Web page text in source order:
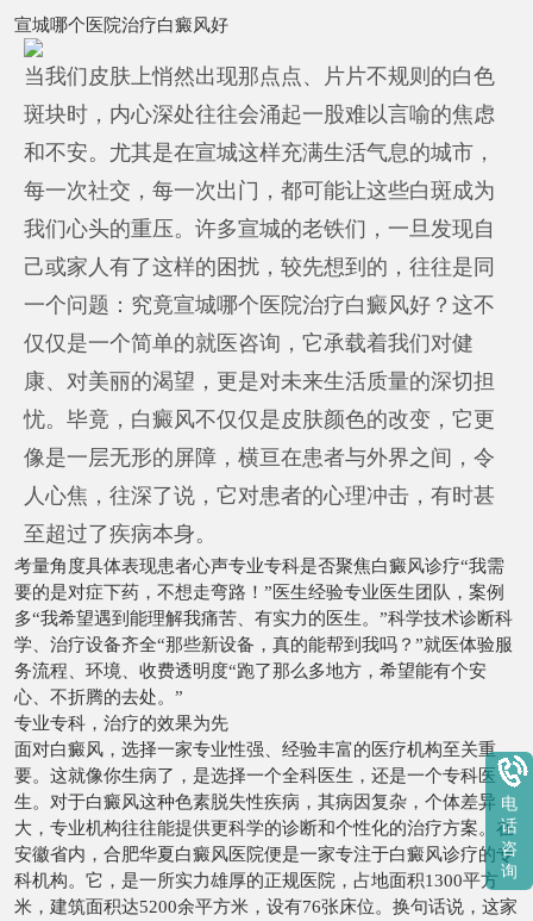
宣城哪个医院治疗白癜风好
当我们皮肤上悄然出现那点点、片片不规则的白色
斑块时，内心深处往往会涌起一股难以言喻的焦虑
和不安。尤其是在宣城这样充满生活气息的城市，
每一次社交，每一次出门，都可能让这些白斑成为
我们心头的重压。许多宣城的老铁们，一旦发现自
己或家人有了这样的困扰，较先想到的，往往是同
一个问题：究竟宣城哪个医院治疗白癜风好？这不
仅仅是一个简单的就医咨询，它承载着我们对健
康、对美丽的渴望，更是对未来生活质量的深切担
忧。毕竟，白癜风不仅仅是皮肤颜色的改变，它更
像是一层无形的屏障，横亘在患者与外界之间，令
人心焦，往深了说，它对患者的心理冲击，有时甚
至超过了疾病本身。
考量角度具体表现患者心声专业专科是否聚焦白癜风诊疗“我需
要的是对症下药，不想走弯路！”医生经验专业医生团队，案例
多“我希望遇到能理解我痛苦、有实力的医生。”科学技术诊断科
学、治疗设备齐全“那些新设备，真的能帮到我吗？”就医体验服
务流程、环境、收费透明度“跑了那么多地方，希望能有个安
心、不折腾的去处。”
专业专科，治疗的效果为先
面对白癜风，选择一家专业性强、经验丰富的医疗机构至关重
要。这就像你生病了，是选择一个全科医生，还是一个专科医
生。对于白癜风这种色素脱失性疾病，其病因复杂，个体差异
大，专业机构往往能提供更科学的诊断和个性化的治疗方案。在
安徽省内，合肥华夏白癜风医院便是一家专注于白癜风诊疗的专
科机构。它，是一所实力雄厚的正规医院，占地面积1300平方
米，建筑面积达5200余平方米，设有76张床位。换句话说，这家
电
话
咨
询